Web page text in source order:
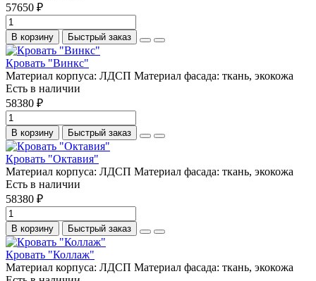
57650 ₽
В корзину Быстрый заказ
Кровать "Винкс"
Материал корпуса: ЛДСП Материал фасада: ткань, экокожа
Есть в наличии
58380 ₽
В корзину Быстрый заказ
Кровать "Октавия"
Материал корпуса: ЛДСП Материал фасада: ткань, экокожа
Есть в наличии
58380 ₽
В корзину Быстрый заказ
Кровать "Коллаж"
Материал корпуса: ЛДСП Материал фасада: ткань, экокожа